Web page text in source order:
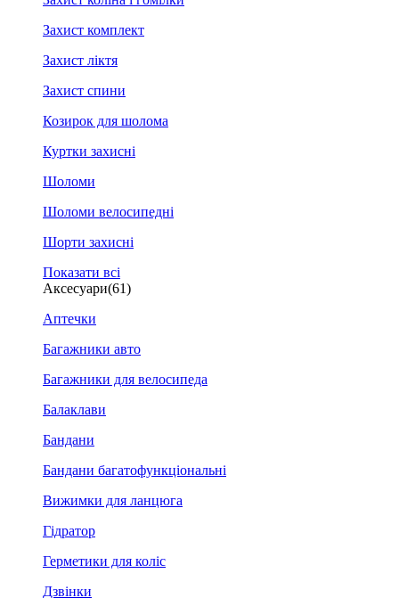
Захист комплект
Захист ліктя
Захист спини
Козирок для шолома
Куртки захисні
Шоломи
Шоломи велосипедні
Шорти захисні
Показати всі
Аксесуари(61)
Аптечки
Багажники авто
Багажники для велосипеда
Балаклави
Бандани
Бандани багатофункціональні
Вижимки для ланцюга
Гідратор
Герметики для коліс
Дзвінки